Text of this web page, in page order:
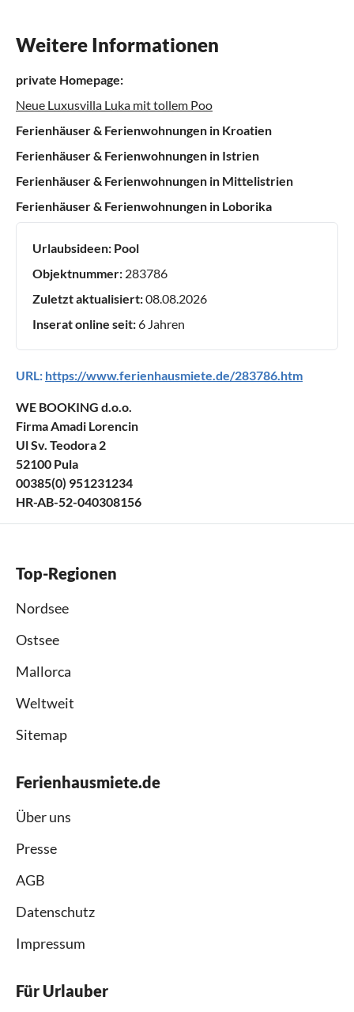
Weitere Informationen
private Homepage:
Neue Luxusvilla Luka mit tollem Poo
Ferienhäuser & Ferienwohnungen in Kroatien
Ferienhäuser & Ferienwohnungen in Istrien
Ferienhäuser & Ferienwohnungen in Mittelistrien
Ferienhäuser & Ferienwohnungen in Loborika
Urlaubsideen: Pool
Objektnummer: 283786
Zuletzt aktualisiert:08.08.2026
Inserat online seit:6 Jahren
URL: https://www.ferienhausmiete.de/283786.htm
WE BOOKING d.o.o.
Firma Amadi Lorencin
Ul Sv. Teodora 2
52100 Pula
00385(0) 951231234
HR-AB-52-040308156
Top-Regionen
Nordsee
Ostsee
Mallorca
Weltweit
Sitemap
Ferienhausmiete.de
Über uns
Presse
AGB
Datenschutz
Impressum
Für Urlauber